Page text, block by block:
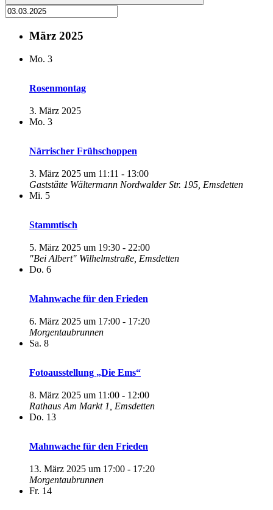
März 2025
Mo. 3
Rosenmontag
3. März 2025
Mo. 3
Närrischer Frühschoppen
3. März 2025 um 11:11 - 13:00
Gaststätte Wältermann Nordwalder Str. 195, Emsdetten
Mi. 5
Stammtisch
5. März 2025 um 19:30 - 22:00
"Bei Albert" Wilhelmstraße, Emsdetten
Do. 6
Mahnwache für den Frieden
6. März 2025 um 17:00 - 17:20
Morgentaubrunnen
Sa. 8
Fotoausstellung „Die Ems“
8. März 2025 um 11:00 - 12:00
Rathaus Am Markt 1, Emsdetten
Do. 13
Mahnwache für den Frieden
13. März 2025 um 17:00 - 17:20
Morgentaubrunnen
Fr. 14